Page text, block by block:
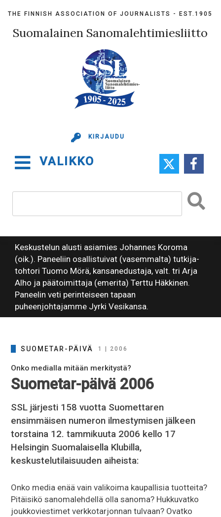
content
THE FINNISH ASSOCIATION OF JOURNALISTS - EST.1905
Suomalainen Sanomalehtimiesliitto
KIRJAUDU
VALIKKO
Keskustelun alusti asiamies Johannes Koroma
(oik.). Paneeliin osallistuivat (vasemmalta) tutkija-
tohtori Tuomo Mörä, kansanedustaja, valt. tri Arja
Alho ja päätoimittaja (emerita) Terttu Häkkinen.
Paneelin veti perinteiseen tapaan
puheenjohtajamme Jyrki Vesikansa.
SUOMETAR-PÄIVÄ 1 | 2006
Onko medialla mitään merkitystä?
Suometar-päivä 2006
SSL järjesti 158 vuotta Suomettaren
ensimmäisen numeron ilmestymisen jälkeen
torstaina 12. tammikuuta 2006 kello 17
Helsingin Suomalaisella Klubilla,
keskustelutilaisuuden aiheista:
Onko media enää vain valikoima kaupallisia tuotteita?
Pitäisikö sanomalehdellä olla sanoma? Hukkuvatko
joukkoviestimet verkkotarjonnan tulvaan? Ovatko